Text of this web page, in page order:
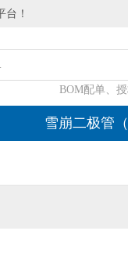
！
BOM配单、
雪崩二极管（